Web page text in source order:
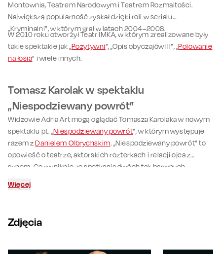
Montownia, Teatrem Narodowym i Teatrem Rozmaitości.
Największą popularność zyskał dzięki roli w serialu
„Kryminalni”, w którym grał w latach 2004–2008.
W 2010 roku otworzył Teatr IMKA, w którym zrealizowane były
takie spektakle jak „Pozytywni”, „Opis obyczajów III”, „Polowanie
na łosia” i wiele innych.
Tomasz Karolak w spektaklu
„Niespodziewany powrót”
Widzowie Adria Art mogą oglądać Tomasza Karolaka w nowym
spektaklu pt. „Niespodziewany powrót”, w którym występuje
razem zDanielem Olbrychskim. „Niespodziewany powrót” to
opowieść o teatrze, aktorskich rozterkach i relacji ojca z
synem. Co wyniknie ze spotkania dwóch tak barwnych
Więcej
Zdjęcia